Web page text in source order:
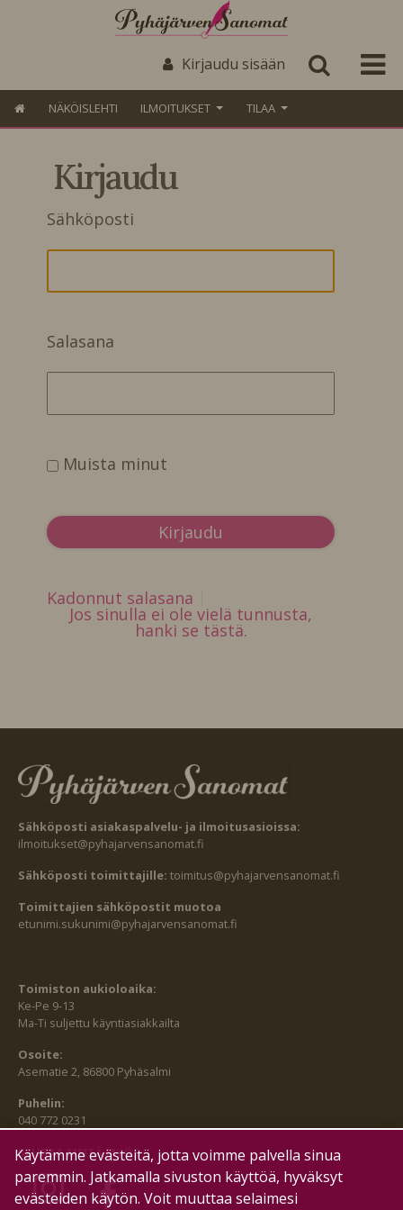
Kirjaudu sisään
NÄKÖISLEHTI ILMOITUKSET TILAA
Kirjaudu
Sähköposti
Salasana
Muista minut
Kadonnut salasana
Jos sinulla ei ole vielä tunnusta,
hanki se tästä.
Sähköposti asiakaspalvelu- ja ilmoitusasioissa:
ilmoitukset@pyhajarvensanomat.fi
Sähköposti toimittajille: toimitus@pyhajarvensanomat.fi
Toimittajien sähköpostit muotoa
etunimi.sukunimi@pyhajarvensanomat.fi
Toimiston aukioloaika:
Ke-Pe 9-13
Ma-Ti suljettu käyntiasiakkailta
Osoite:
Asematie 2, 86800 Pyhäsalmi
Puhelin:
040 772 0231
SEURAA MEITÄ MYÖS:
Käytämme evästeitä, jotta voimme palvella sinua
paremmin. Jatkamalla sivuston käyttöä, hyväksyt
evästeiden käytön. Voit muuttaa selaimesi